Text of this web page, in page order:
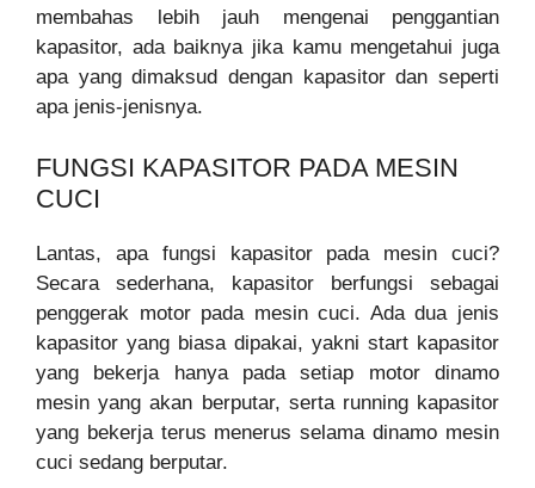
membahas lebih jauh mengenai penggantian
kapasitor, ada baiknya jika kamu mengetahui juga
apa yang dimaksud dengan kapasitor dan seperti
apa jenis-jenisnya.
FUNGSI KAPASITOR PADA MESIN
CUCI
Lantas, apa fungsi kapasitor pada mesin cuci?
Secara sederhana, kapasitor berfungsi sebagai
penggerak motor pada mesin cuci. Ada dua jenis
kapasitor yang biasa dipakai, yakni start kapasitor
yang bekerja hanya pada setiap motor dinamo
mesin yang akan berputar, serta running kapasitor
yang bekerja terus menerus selama dinamo mesin
cuci sedang berputar.